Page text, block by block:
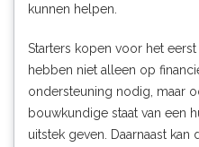
kunnen helpen.
Starters kopen voor het
hebben niet alleen op
ondersteuning nodig, maar
bouwkundige staat van een
uitstek geven. Daarnaast